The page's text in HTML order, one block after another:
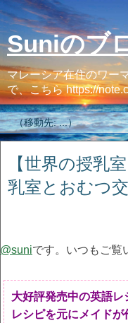
Suniのブ
マレーシア在住のワー
で、こちら https://
【世界の授乳
乳室とおむつ
@suniです。いつもご覧
大好評発売中の英語
レシピを元にメイド